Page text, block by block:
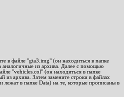
в файле "gta3.img" (он находиться в папке
из архива. Далее c помощью
"vehicles.col" (он находиться в папке
из архива. Затем замените строки в файлах
в папке Data) на те, которые прописаны в